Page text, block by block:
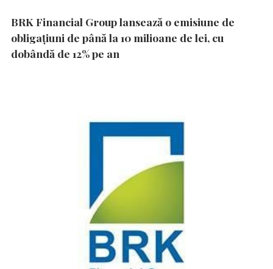
BRK Financial Group lansează o emisiune de
obligațiuni de până la 10 milioane de lei, cu
dobândă de 12% pe an